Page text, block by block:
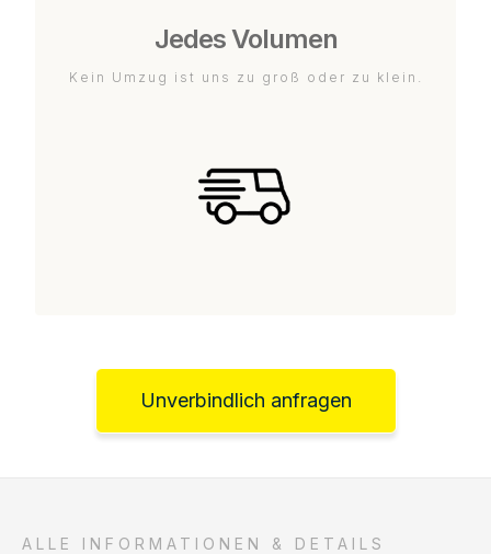
Jedes Volumen
Kein Umzug ist uns zu groß oder zu klein.
Unverbindlich anfragen
ALLE INFORMATIONEN & DETAILS